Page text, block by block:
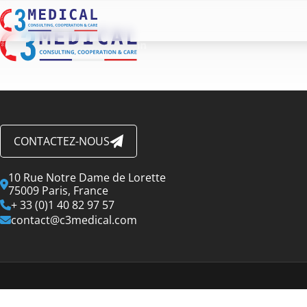
CONTACTEZ-NOUS
10 Rue Notre Dame de Lorette
75009 Paris, France
+ 33 (0)1 40 82 97 57
contact@c3medical.com